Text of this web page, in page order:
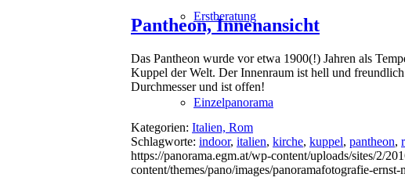
Erstberatung
Einzelpanorama
Pantheon, Innenansicht
Das Pantheon wurde vor etwa 1900(!) Jahren als
Kuppel der Welt. Der Innenraum ist hell und
Durchmesser und ist offen!
Kategorien: Italien, Rom
Schlagworte: indoor, italien, kirche, kuppel, pantheon,
https://panorama.egm.at/wp-content/uploads/sites/2/
content/themes/pano/images/panoramafotografie-